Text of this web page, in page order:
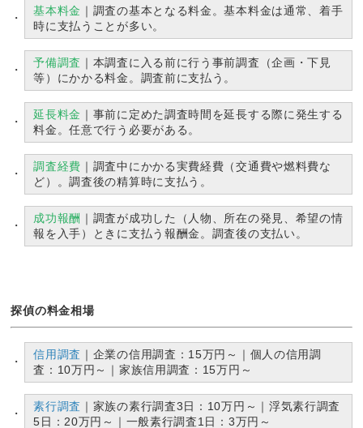
基本料金 ｜調査の基本となる料金。基本料金は通常、着手
時に支払うことが多い。
予備調査 ｜本調査に入る前に行う事前調査（企画・下見
等）にかかる料金。調査前に支払う。
延長料金 ｜事前に定めた調査時間を延長する際に発生する
料金。任意で行う必要がある。
調査経費 ｜調査中にかかる実費経費（交通費や燃料費な
ど）。調査後の精算時に支払う。
成功報酬 ｜調査が成功した（人物、所在の発見、希望の情
報を入手）ときに支払う報酬金。調査後の支払い。
探偵の料金相場
信用調査 ｜企業の信用調査：15万円～｜個人の信用調
査：10万円～｜家族信用調査：15万円～
素行調査 ｜家族の素行調査3日：10万円～｜浮気素行調査
5日：20万円～｜一般素行調査1日：3万円～